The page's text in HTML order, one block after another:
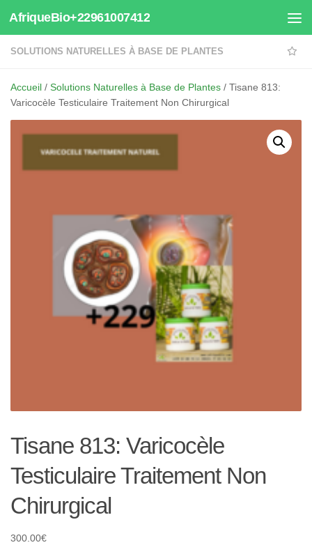
Au dessous du contenu
AfriqueBio+22961007412
SOLUTIONS NATURELLES À BASE DE PLANTES
Accueil / Solutions Naturelles à Base de Plantes / Tisane 813:
Varicocèle Testiculaire Traitement Non Chirurgical
Tisane 813: Varicocèle
Testiculaire Traitement Non
Chirurgical
300.00€